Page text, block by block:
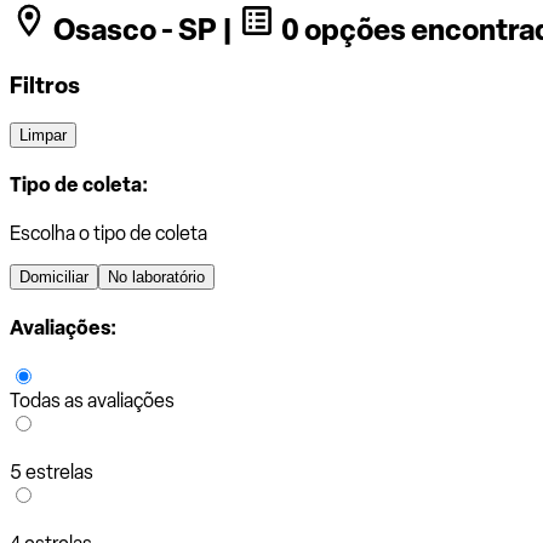
Osasco - SP | 0 opções
Filtros
Limpar
Tipo de coleta:
Escolha o tipo de coleta
Domiciliar No laboratório
Avaliações:
Todas as avaliações
5 estrelas